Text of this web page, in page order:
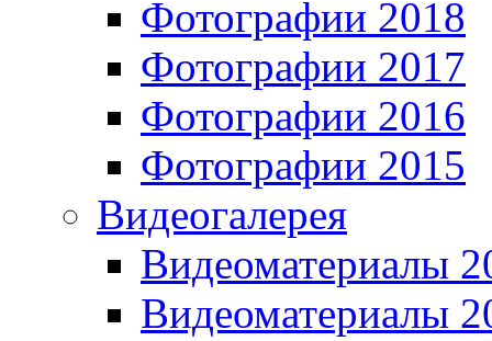
Фотографии 2018
Фотографии 2017
Фотографии 2016
Фотографии 2015
Видеогалерея
Видеоматериалы
Видеоматериалы